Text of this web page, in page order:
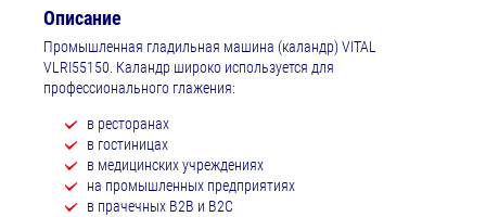
Описание
Промышленная гладильная машина (каландр) VITAL
VLRI55150. Каландр широко используется для
профессионального глажения:
в ресторанах
в гостиницах
в медицинских учреждениях
на промышленных предприятиях
в прачечных B2B и B2C